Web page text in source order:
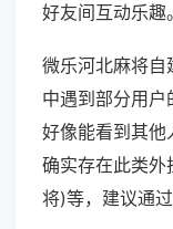
好友间互动乐趣。
微乐河北麻将自
中遇到部分用
好像能看到其他
确实存在此类外
将)等，建议通